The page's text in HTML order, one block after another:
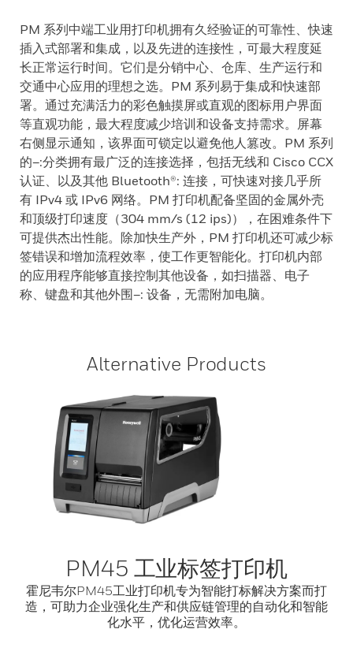
PM 系列中端工业用打印机拥有久经验证的可靠性、快速
插入式部署和集成，以及先进的连接性，可最大程度延
长正常运行时间。它们是分销中心、仓库、生产运行和
交通中心应用的理想之选。PM 系列易于集成和快速部
署。通过充满活力的彩色触摸屏或直观的图标用户界面
等直观功能，最大程度减少培训和设备支持需求。屏幕
右侧显示通知，该界面可锁定以避免他人篡改。PM 系列
的–:分类拥有最广泛的连接选择，包括无线和 Cisco CCX
认证、以及其他 Bluetooth®: 连接，可快速对接几乎所
有 IPv4 或 IPv6 网络。PM 打印机配备坚固的金属外壳
和顶级打印速度（304 mm/s (12 ips)），在困难条件下
可提供杰出性能。除加快生产外，PM 打印机还可减少标
签错误和增加流程效率，使工作更智能化。打印机内部
的应用程序能够直接控制其他设备，如扫描器、电子
称、键盘和其他外围–: 设备，无需附加电脑。
Alternative Products
PM45 工业标签打印机
霍尼韦尔PM45工业打印机专为智能打标解决方案而打
造，可助力企业强化生产和供应链管理的自动化和智能
化水平，优化运营效率。